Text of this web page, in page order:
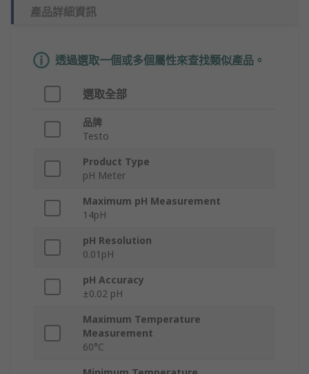
產品詳細資訊
透過選取一個或多個屬性來查找類似產品。
選取全部
品牌
Testo
Product Type
pH Meter
Maximum pH Measurement
14pH
pH Resolution
0.01pH
pH Accuracy
±0.02 pH
Maximum Temperature
Measurement
60°C